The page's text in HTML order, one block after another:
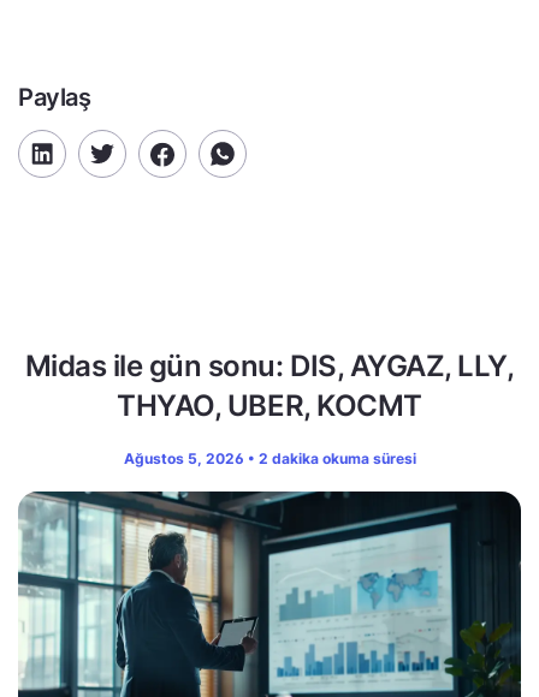
Paylaş
Midas ile gün sonu: DIS, AYGAZ, LLY,
THYAO, UBER, KOCMT
Ağustos 5, 2026 • 2 dakika okuma süresi